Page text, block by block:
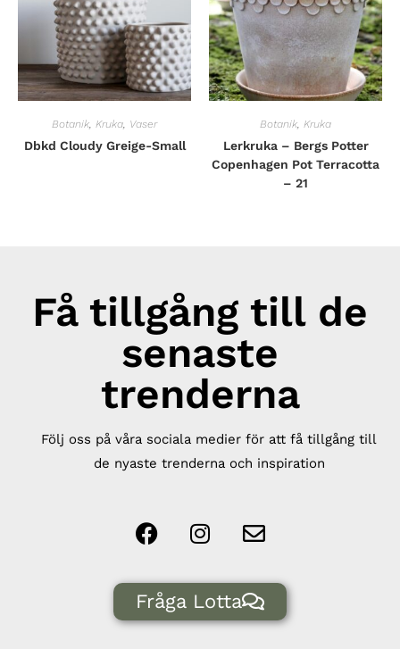
Botanik Kruka Vaser
Dbkd Cloudy Greige-Small
Botanik Kruka
Lerkruka – Bergs Potter
Copenhagen Pot Terracotta
– 21
Få tillgång till de
senaste
trenderna
Följ oss på våra sociala medier för att få tillgång till
de nyaste trenderna och inspiration
Fråga Lotta